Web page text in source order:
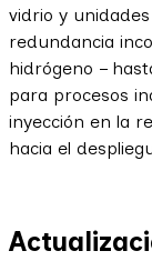
vidrio y
redundancia
hidrógeno –
para procesos
inyección en la
hacia el